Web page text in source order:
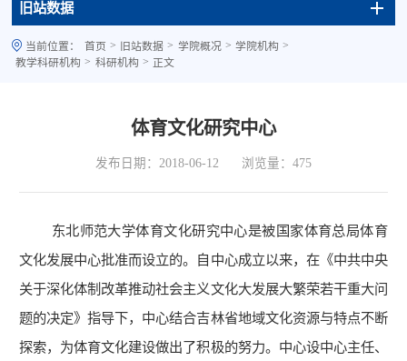
旧站数据
当前位置： 首页 > 旧站数据 > 学院概况 > 学院机构 >
教学科研机构 > 科研机构 > 正文
体育文化研究中心
发布日期：2018-06-12 浏览量：475
东北师范大学体育文化研究中心是被国家体育总局体育
文化发展中心批准而设立的。自中心成立以来，在《中共中央
关于深化体制改革推动社会主义文化大发展大繁荣若干重大问
题的决定》指导下，中心结合吉林省地域文化资源与特点不断
探索，为体育文化建设做出了积极的努力。中心设中心主任、